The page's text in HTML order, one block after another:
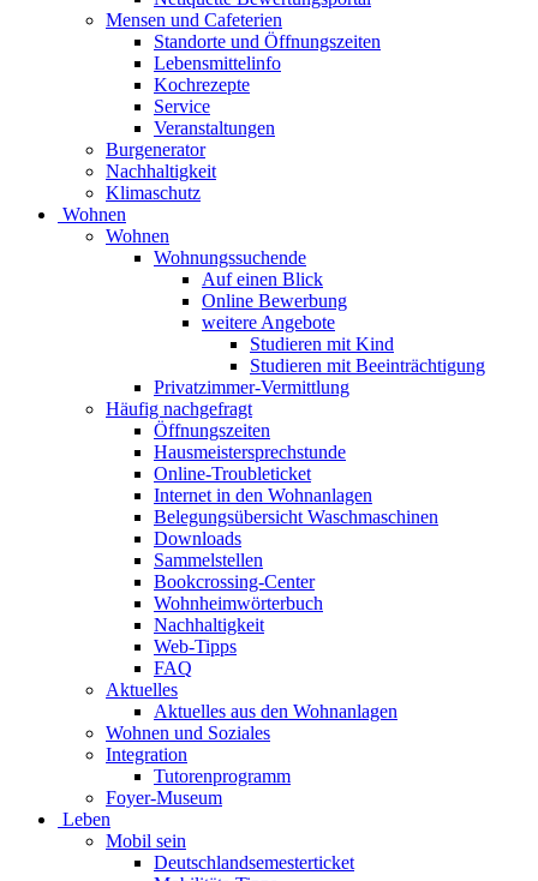
Mensen und Cafeterien
Standorte und Öffnungszeiten
Lebensmittelinfo
Kochrezepte
Service
Veranstaltungen
Burgenerator
Nachhaltigkeit
Klimaschutz
Wohnen
Wohnen
Wohnungssuchende
Auf einen Blick
Online Bewerbung
weitere Angebote
Studieren mit Kind
Studieren mit Beeinträchtigung
Privatzimmer-Vermittlung
Häufig nachgefragt
Öffnungszeiten
Hausmeistersprechstunde
Online-Troubleticket
Internet in den Wohnanlagen
Belegungsübersicht Waschmaschinen
Downloads
Sammelstellen
Bookcrossing-Center
Wohnheimwörterbuch
Nachhaltigkeit
Web-Tipps
FAQ
Aktuelles
Aktuelles aus den Wohnanlagen
Wohnen und Soziales
Integration
Tutorenprogramm
Foyer-Museum
Leben
Mobil sein
Deutschlandsemesterticket